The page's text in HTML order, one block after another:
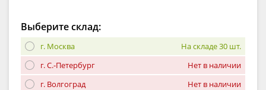
Выберите склад:
г. Москва
На складе 30 шт.
г. С.-Петербург
Нет в наличии
г. Волгоград
Нет в наличии